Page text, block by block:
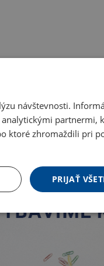
návštevnosti.
partnermi,
ktoré zhromaždili pri
PRIJAŤ